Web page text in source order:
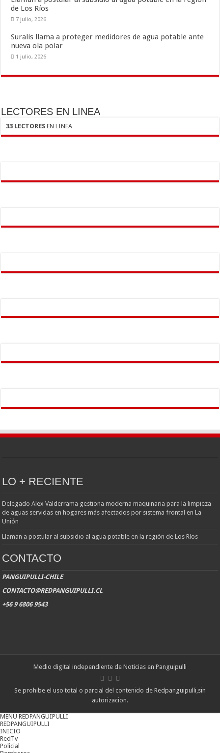
de Los Ríos
7 julio, 2026
Suralis llama a proteger medidores de agua potable ante
nueva ola polar
1 julio, 2026
LECTORES EN LINEA
33 LECTORES EN LINEA
LO + RECIENTE
Delegado Alex Valderrama gestiona moderna maquinaria para la limpieza
de aguas servidas en hogares más afectados por sistema frontal en La
Unión
Llaman a postular al subsidio al agua potable en la región de Los Ríos
CONTACTO
PANGUIPULLI-CHILE
CONTACTO@REDPANGUIPULLI.CL
+56 9 6806 9543
Medio digital independiente de Noticias en Panguipulli
Se prohibe el uso total o parcial del contenido de Redpanguipulli,sin
autorizacion.
MENU REDPANGUIPULLI
REDPANGUIPULLI
INICIO
RedTv
Policial